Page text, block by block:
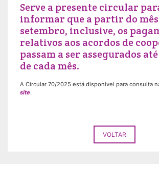
Serve a presente circular
informar que a partir do
setembro, inclusive, os
relativos aos acordos de
passam a ser assegurados
de cada mês.
A Circular 70/2025 está disponível para consulta
site.
VOLTAR